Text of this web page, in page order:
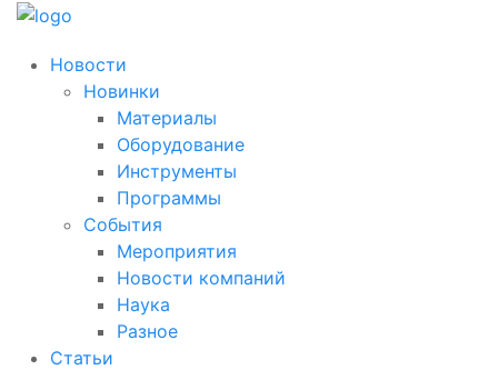
Новости
Новинки
Материалы
Оборудование
Инструменты
Программы
События
Мероприятия
Новости компаний
Наука
Разное
Статьи